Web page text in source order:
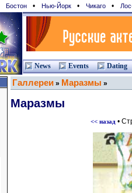
Бостон • Нью-Йорк • Чикаго •
News Events Dating
Галлереи » Маразмы »
Маразмы
<< назад •